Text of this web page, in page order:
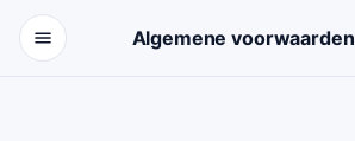
Doorgaan naar de hoofdinhoud
Algemene voorwaarden